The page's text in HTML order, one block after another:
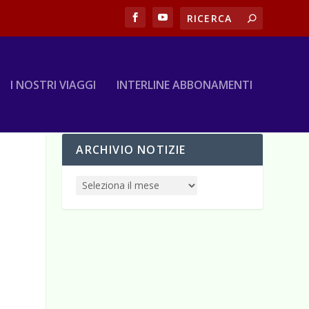
I NOSTRI VIAGGI INTERLINE ABBONAMENTI
ARCHIVIO NOTIZIE